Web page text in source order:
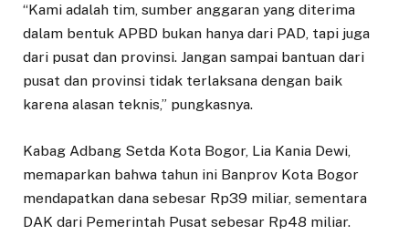
“Kami adalah tim, sumber anggaran yang diterima
dalam bentuk APBD bukan hanya dari PAD, tapi juga
dari pusat dan provinsi. Jangan sampai bantuan dari
pusat dan provinsi tidak terlaksana dengan baik
karena alasan teknis,” pungkasnya.
Kabag Adbang Setda Kota Bogor, Lia Kania Dewi,
memaparkan bahwa tahun ini Banprov Kota Bogor
mendapatkan dana sebesar Rp39 miliar, sementara
DAK dari Pemerintah Pusat sebesar Rp48 miliar.